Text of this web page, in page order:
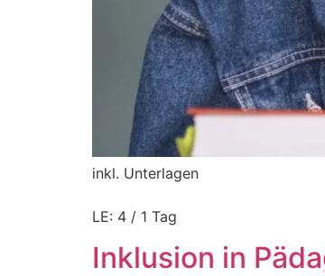
inkl. Unterlagen
LE: 4 / 1 Tag
Inklusion in